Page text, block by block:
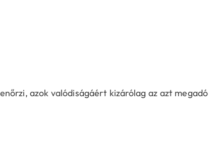
azok valódiságáért kizárólag az azt megadó